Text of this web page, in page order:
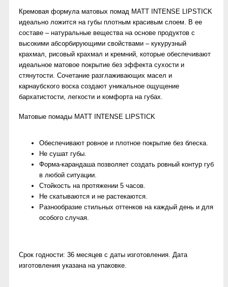
Кремовая формула матовых помад MATT INTENSE LIPSTICK
идеально ложится на губы плотным красивым слоем. В ее
составе – натуральные вещества на основе продуктов с
высокими абсорбирующими свойствами – кукурузный
крахмал, рисовый крахмал и кремний, которые обеспечивают
идеальное матовое покрытие без эффекта сухости и
стянутости. Сочетание разглаживающих масел и
карнаубского воска создают уникальное ощущение
бархатистости, легкости и комфорта на губах.
Матовые помады MATT INTENSE LIPSTICK
Обеспечивают ровное и плотное покрытие без блеска.
Не сушат губы.
Форма-карандаша позволяет создать ровный контур губ
в любой ситуации.
Стойкость на протяжении 5 часов.
Не скатываются и не растекаются.
Разнообразие стильных оттенков на каждый день и для
особого случая.
Срок годности: 36 месяцев с даты изготовления. Дата
изготовления указана на упаковке.